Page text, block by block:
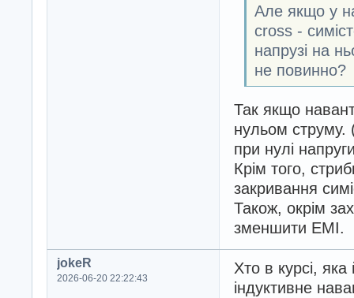
Але якщо у
cross -
напрузі на
не повинно?
Так якщо
нульом струму.
при нулі
Крім того,
закривання
Також, окрім
зменшити EMI.
jokeR
2026-06-20 22:22:43
Хто в курсі,
індуктивне